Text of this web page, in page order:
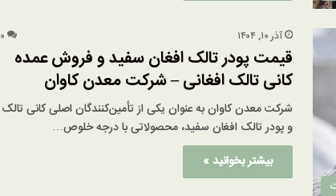
آذر ۱۰, ۱۴۰۴ ۰
قیمت پودر تالک افغان سفید و فروش عمده
کانی تالک افغانی – شرکت معدن کاوان
شرکت معدن کاوان به عنوان یکی از تأمین‌کنندگان اصلی کانی تالک
و پودر تالک افغان سفید، محصولاتی با درجه خلوص…
بیشتر بخوانید »